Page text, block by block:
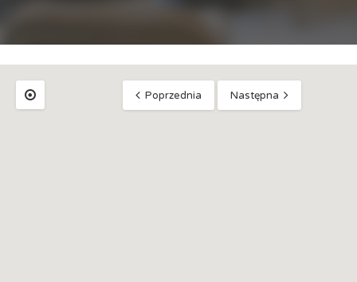
Poprzednia Następna